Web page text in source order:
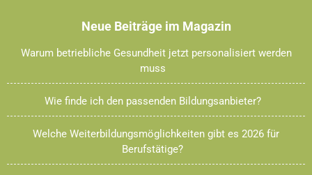
Neue Beiträge im Magazin
Warum betriebliche Gesundheit jetzt personalisiert werden
muss
Wie finde ich den passenden Bildungsanbieter?
Welche Weiterbildungsmöglichkeiten gibt es 2026 für
Berufstätige?